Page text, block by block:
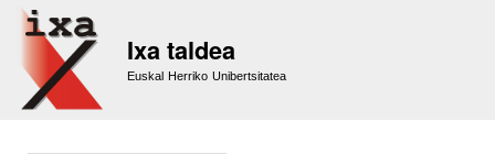
Ixa taldea
Euskal Herriko Unibertsitatea